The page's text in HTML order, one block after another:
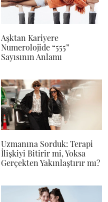
Aşktan Kariyere
Numerolojide “555”
Sayısının Anlamı
Uzmanına Sorduk: Terapi
İlişkiyi Bitirir mi, Yoksa
Gerçekten Yakınlaştırır mı?